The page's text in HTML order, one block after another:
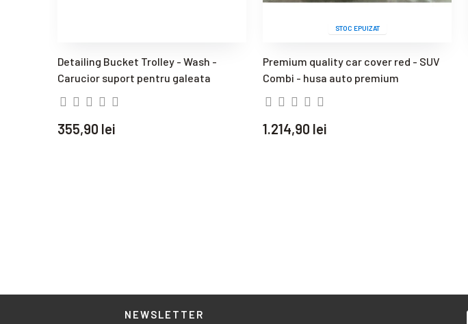
Detailing Bucket Trolley - Wash -
Carucior suport pentru galeata
355,90 lei
STOC EPUIZAT
Premium quality car cover red - SUV
Combi - husa auto premium
1.214,90 lei
NEWSLETTER